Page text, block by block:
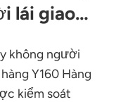
lái giao
không người
Y160 Hàng
kiểm soát